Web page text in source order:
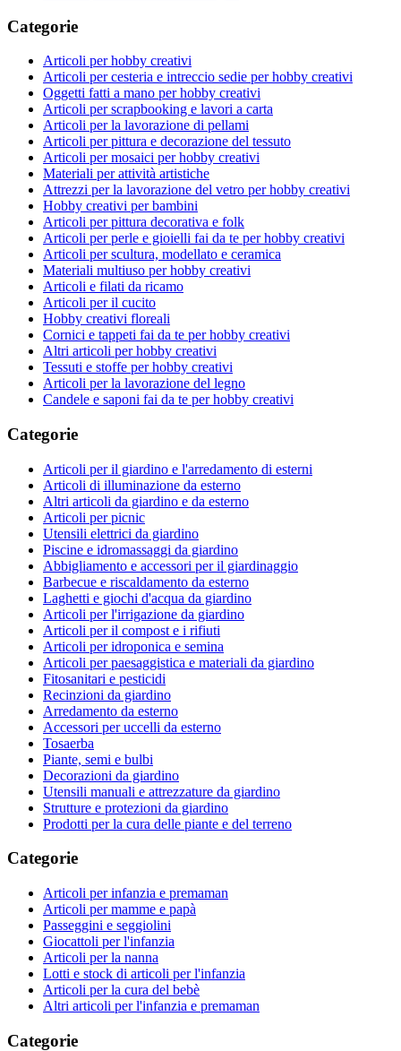
Categorie
Articoli per hobby creativi
Articoli per cesteria e intreccio sedie per hobby creativi
Oggetti fatti a mano per hobby creativi
Articoli per scrapbooking e lavori a carta
Articoli per la lavorazione di pellami
Articoli per pittura e decorazione del tessuto
Articoli per mosaici per hobby creativi
Materiali per attività artistiche
Attrezzi per la lavorazione del vetro per hobby creativi
Hobby creativi per bambini
Articoli per pittura decorativa e folk
Articoli per perle e gioielli fai da te per hobby creativi
Articoli per scultura, modellato e ceramica
Materiali multiuso per hobby creativi
Articoli e filati da ricamo
Articoli per il cucito
Hobby creativi floreali
Cornici e tappeti fai da te per hobby creativi
Altri articoli per hobby creativi
Tessuti e stoffe per hobby creativi
Articoli per la lavorazione del legno
Candele e saponi fai da te per hobby creativi
Categorie
Articoli per il giardino e l'arredamento di esterni
Articoli di illuminazione da esterno
Altri articoli da giardino e da esterno
Articoli per picnic
Utensili elettrici da giardino
Piscine e idromassaggi da giardino
Abbigliamento e accessori per il giardinaggio
Barbecue e riscaldamento da esterno
Laghetti e giochi d'acqua da giardino
Articoli per l'irrigazione da giardino
Articoli per il compost e i rifiuti
Articoli per idroponica e semina
Articoli per paesaggistica e materiali da giardino
Fitosanitari e pesticidi
Recinzioni da giardino
Arredamento da esterno
Accessori per uccelli da esterno
Tosaerba
Piante, semi e bulbi
Decorazioni da giardino
Utensili manuali e attrezzature da giardino
Strutture e protezioni da giardino
Prodotti per la cura delle piante e del terreno
Categorie
Articoli per infanzia e premaman
Articoli per mamme e papà
Passeggini e seggiolini
Giocattoli per l'infanzia
Articoli per la nanna
Lotti e stock di articoli per l'infanzia
Articoli per la cura del bebè
Altri articoli per l'infanzia e premaman
Categorie